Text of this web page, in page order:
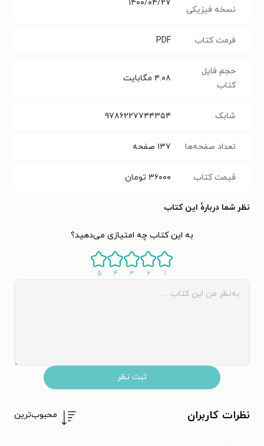
نسخه فیزیکی
۱۴۰۰/۰۴/۲۷
فرمت کتاب PDF
حجم فایل
کتاب
۴.۰۸ مگابایت
شابک ۹۷۸۶۲۲۷۷۴۴۳۵۴
تعداد صفحه‌ها ۱۳۷ صفحه
قیمت کتاب ۳۶۰۰۰ تومان
نظر شما دربارهٔ این کتاب
به این کتاب چه امتیازی می‌دهید؟
۱ ۲ ۳ ۴ ۵
ثبت نظر
نظرات کاربران محبوب‌ترین